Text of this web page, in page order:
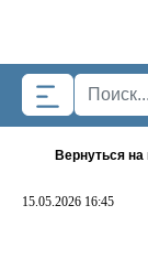
Вернуться на
15.05.2026 16:45